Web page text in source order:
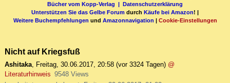
Bücher vom Kopp-Verlag | Datenschutzerklärung
Unterstützen Sie das Gelbe Forum durch Käufe bei Amazon! |
Weitere Buchempfehlungen und Amazonnavigation | Cookie-Einstellungen
Nicht auf Kriegsfuß
Ashitaka, Freitag, 30.06.2017, 20:58 (vor 3324 Tagen) @
Literaturhinweis 9548 Views